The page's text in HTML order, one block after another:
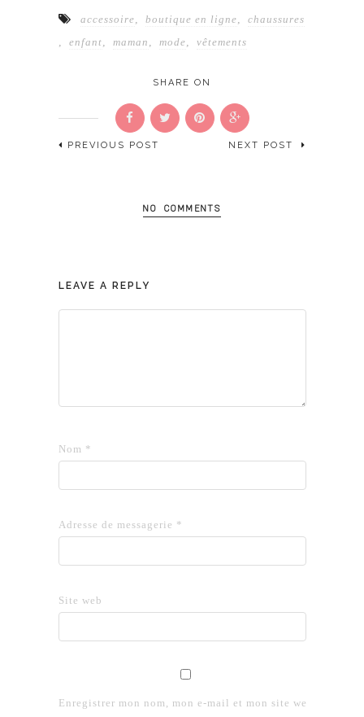
accessoire boutique en ligne
chaussures
enfant maman mode vêtements
SHARE ON
PREVIOUS POST NEXT POST
NO COMMENTS
LEAVE A REPLY
Nom *
Adresse de messagerie *
Site web
Enregistrer mon nom, mon e-mail et mon site web dans le